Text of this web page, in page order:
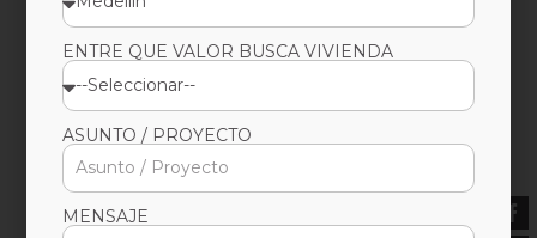
ENTRE QUE VALOR BUSCA VIVIENDA
ASUNTO / PROYECTO
MENSAJE